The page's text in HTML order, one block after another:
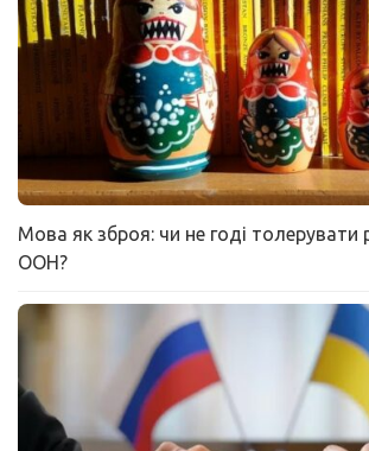
Мова як зброя: чи не годі толерувати
ООН?